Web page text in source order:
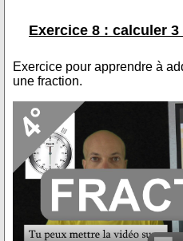
Exercice 8 : calculer 3
Exercice pour apprendre à
une fraction.